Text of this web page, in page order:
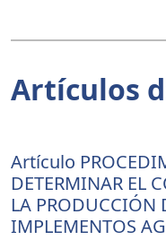
Artículos
Artículo
DETERMINAR EL
LA PRODUCCIÓN
IMPLEMENTOS